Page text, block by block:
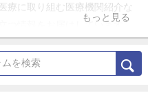
療に取り組む医療機関紹介な
つ情報をお届けしています。
もっと見る